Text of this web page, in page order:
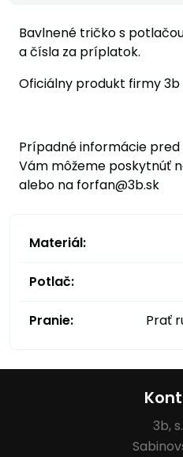
Bavlnené tričko s
a čísla za príplatok.
Oficiálny produkt firmy 3b
Prípadné informácie
Vám môžeme poskytnúť
alebo na forfan@3b.sk
Materiál:
Potlač:
Pranie: Prať
3b,